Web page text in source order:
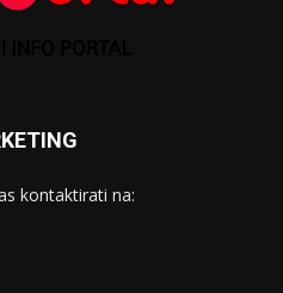
kontaktirati na: